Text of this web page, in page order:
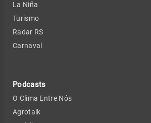
La Niña
Turismo
Radar RS
Carnaval
Podcasts
O Clima Entre Nós
Agrotalk